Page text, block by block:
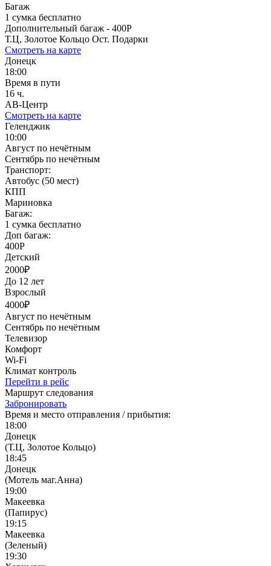
Багаж
1 сумка бесплатно
Дополнительный багаж - 400Р
Т.Ц, Золотое Кольцо Ост. Подарки
Смотреть на карте
Донецк
18:00
Время в пути
16 ч.
АВ-Центр
Смотреть на карте
Геленджик
10:00
Август по нечётным
Сентябрь по нечётным
Транспорт:
Автобус (50 мест)
КПП
Мариновка
Багаж:
1 сумка бесплатно
Доп багаж:
400Р
Детский
2000₽
До 12 лет
Взрослый
4000₽
Август по нечётным
Сентябрь по нечётным
Телевизор
Комфорт
Wi-Fi
Климат контроль
Перейти в рейс
Маршрут следования
Забронировать
Время и место отправления / прибытия:
18:00
Донецк
(Т.Ц, Золотое Кольцо)
18:45
Донецк
(Мотель маг.Анна)
19:00
Макеевка
(Папирус)
19:15
Макеевка
(Зеленый)
19:30